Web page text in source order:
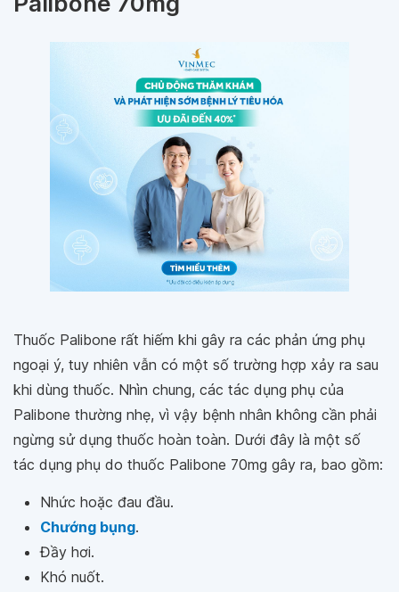
Thuốc Palibone rất hiếm khi gây ra các phản ứng phụ
ngoại ý, tuy nhiên vẫn có một số trường hợp xảy ra sau
khi dùng thuốc. Nhìn chung, các tác dụng phụ của
Palibone thường nhẹ, vì vậy bệnh nhân không cần phải
ngừng sử dụng thuốc hoàn toàn. Dưới đây là một số
tác dụng phụ do thuốc Palibone 70mg gây ra, bao gồm:
Nhức hoặc đau đầu.
Chướng bụng.
Đầy hơi.
Khó nuốt.